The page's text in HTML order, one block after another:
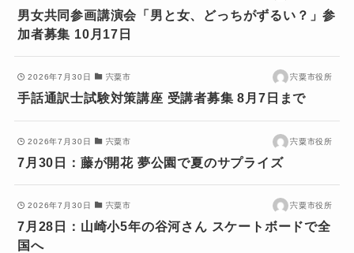
男女共同参画講演会「男と女、どっちがずるい？」参
加者募集 10月17日
2026年7月30日 宍粟市 宍粟市役所
手話通訳士試験対策講座 受講者募集 8月7日まで
2026年7月30日 宍粟市 宍粟市役所
7月30日：藤が開花 夢公園で夏のサプライズ
2026年7月30日 宍粟市 宍粟市役所
7月28日：山崎小5年の谷河さん スケートボードで全
国へ